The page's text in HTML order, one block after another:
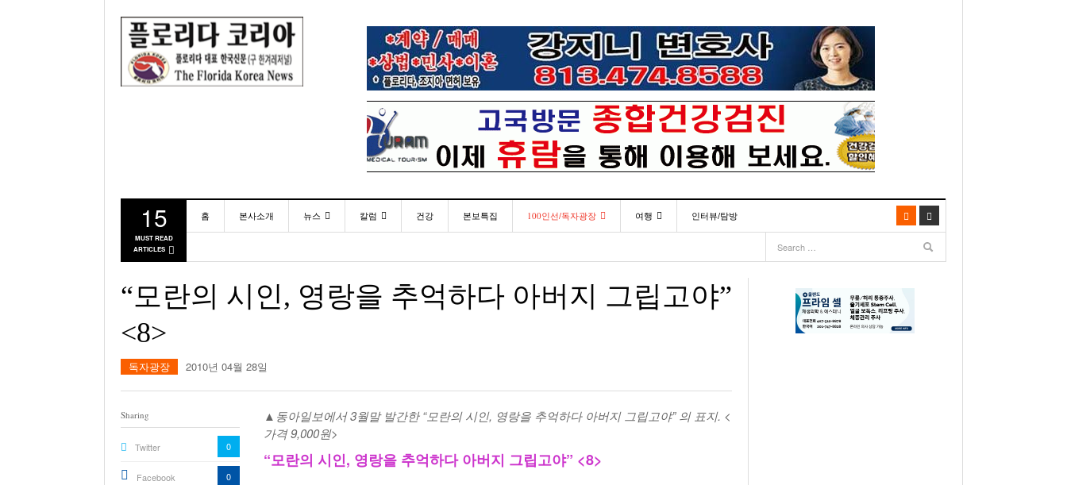
15
MUST READ
ARTICLES
홈 본사소개 뉴스
통합한국학교 개학식 및 학생모집 - 1일 ago
- 1일 ago
한인들 많은 오버스테이 불법체류 형사처벌한다
-
View All
칼럼
이명덕칼럼
<발행인 편지>플로리다코리아 “연합회 모든 기사 취재거
2015년 03월 11일
<발행인칼럼> 한인사회 화합 원한다면 ‘한인회관’ 포기해
View All
건강 본보특집 100인선/독자광장
- 2003년 12월 10일
미주 이민 100주년 기념, 플로리다 백인선을 내며
여행
낚시/비치
- 2025년 07월 02일
주유 한 번으로 가 볼만한 여행지!<98회>
인터뷰/탐방
“모란의 시인, 영랑을 추억하다 아버지 그립고야”
<8>
독자광장 2010년 04월 28일
▲동아일보에서 3월말 발간한 “모란의 시인, 영랑을 추억하다 아버지 그립고야” 의 표지. <
가격 9,000원>
“모란의 시인, 영랑을 추억하다 아버지 그립고야” <8>
Sharing
Twitter 0
Facebook 0